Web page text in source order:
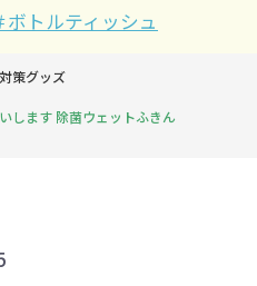
ボトルティッシュ
策グッズ
します 除菌ウェットふきん